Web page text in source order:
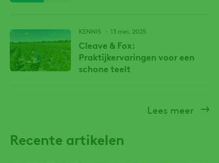
KENNIS 13 mei, 2025
Cleave & Fox:
Praktijkervaringen voor een
schone teelt
Lees meer
Recente artikelen